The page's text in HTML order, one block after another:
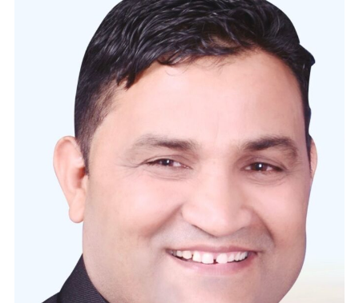
था
व्यवहार
:
कैड़ा